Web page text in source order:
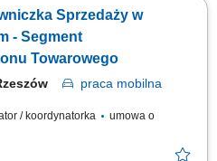
relacji handlowych.
ofert i negocjowanie warunków
Sprzedaży w
- Segment
Towarowego
praca mobilna
/ koordynatorka
umowa o